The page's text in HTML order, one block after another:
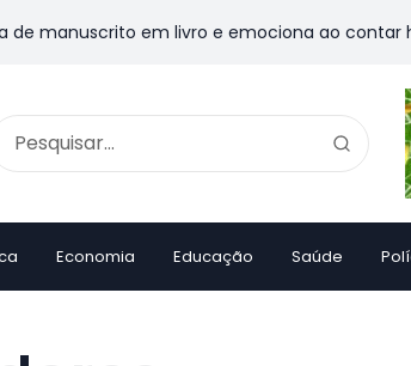
manuscrito em livro e emociona ao contar
Economia Educação Saúde